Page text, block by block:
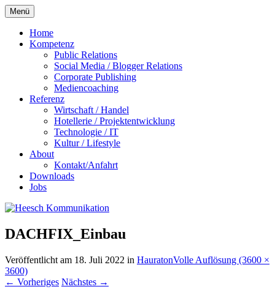
Menü Zum
Inhalt
springen
Home
Kompetenz
Public Relations
Social Media / Blogger Relations
Corporate Publishing
Mediencoaching
Referenz
Wirtschaft / Handel
Hotellerie / Projektentwicklung
Technologie / IT
Kultur / Lifestyle
About
Kontakt/Anfahrt
Downloads
Jobs
DACHFIX_Einbau
Veröffentlicht am 18. Juli 2022 in HauratonVolle Auflösung (3600 ×
3600)
← Vorheriges Nächstes →